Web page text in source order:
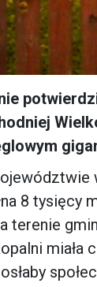
8 tysięcy
terenie
miała